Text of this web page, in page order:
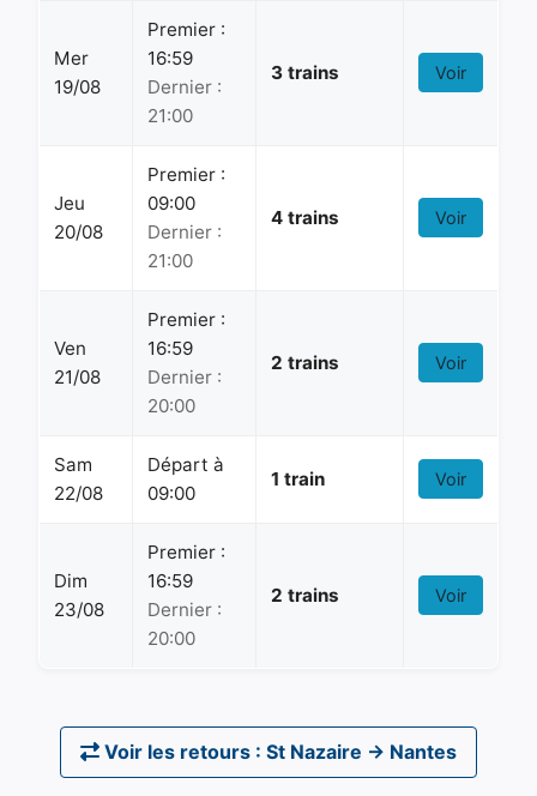
Mer
19/08
Premier :
16:59
Dernier :
21:00
3 trains Voir
Jeu
20/08
Premier :
09:00
Dernier :
21:00
4 trains Voir
Ven
21/08
Premier :
16:59
Dernier :
20:00
2 trains Voir
Sam
22/08
Départ à
09:00
1 train Voir
Dim
23/08
Premier :
16:59
Dernier :
20:00
2 trains Voir
Voir les retours : St Nazaire → Nantes